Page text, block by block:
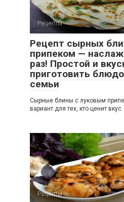
Рецепты
Рецепт сырных
припеком —
раз! Простой и
приготовить
семьи
Сырные блины с луковым
вариант для тех, кто ценит вкус
Рецепты